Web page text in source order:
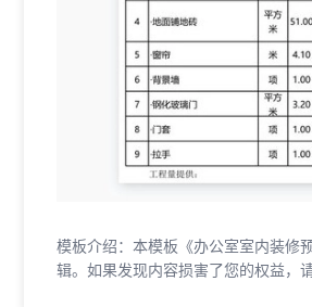
模板介绍：本模板《办公室室内装修
辑。如果发现内容损害了您的权益，